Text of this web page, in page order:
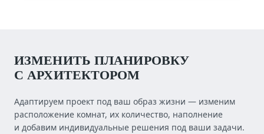
ИЗМЕНИТЬ ПЛАНИРОВКУ
С АРХИТЕКТОРОМ
Адаптируем проект под ваш образ жизни — изменим
расположение комнат, их количество, наполнение
и добавим индивидуальные решения под ваши задачи.